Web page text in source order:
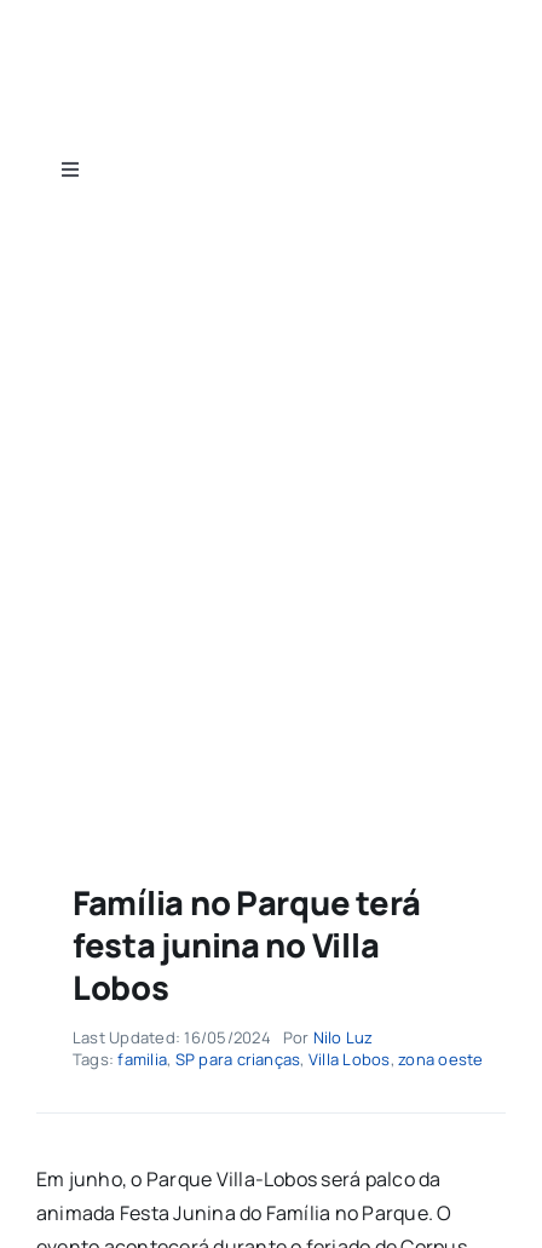
Toggle
Família no Parque terá
festa junina no Villa
Lobos
Last Updated: 16/05/2024 Por Nilo Luz
Tags:familia, SP para crianças, Villa Lobos,zona oeste
Em junho, o Parque Villa-Lobos será palco da
animada Festa Junina do Família no Parque. O